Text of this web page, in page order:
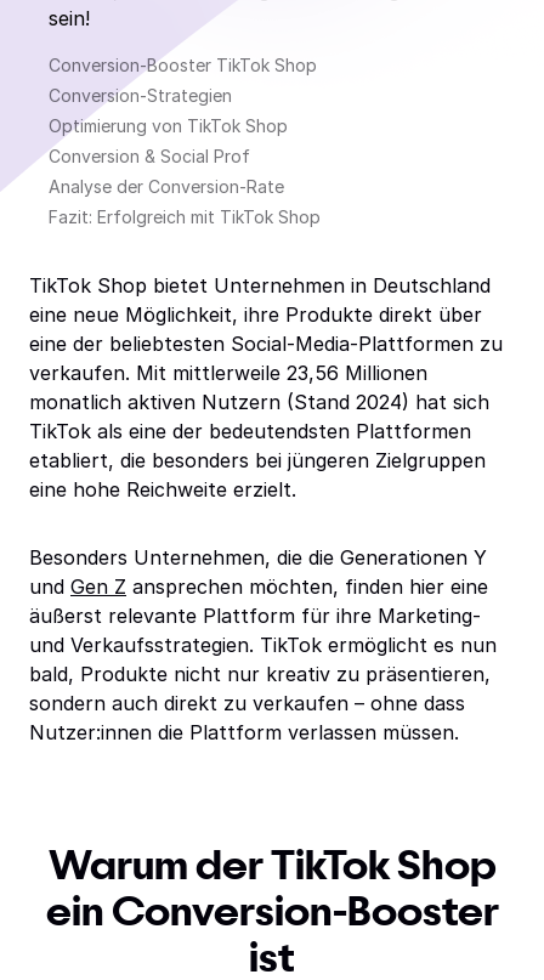
sein!
Conversion-Booster TikTok Shop
Conversion-Strategien
Optimierung von TikTok Shop
Conversion & Social Prof
Analyse der Conversion-Rate
Fazit: Erfolgreich mit TikTok Shop
TikTok Shop bietet Unternehmen in Deutschland
eine neue Möglichkeit, ihre Produkte direkt über
eine der beliebtesten Social-Media-Plattformen zu
verkaufen. Mit mittlerweile 23,56 Millionen
monatlich aktiven Nutzern (Stand 2024) hat sich
TikTok als eine der bedeutendsten Plattformen
etabliert, die besonders bei jüngeren Zielgruppen
eine hohe Reichweite erzielt.
Besonders Unternehmen, die die Generationen Y
und Gen Z ansprechen möchten, finden hier eine
äußerst relevante Plattform für ihre Marketing-
und Verkaufsstrategien. TikTok ermöglicht es nun
bald, Produkte nicht nur kreativ zu präsentieren,
sondern auch direkt zu verkaufen – ohne dass
Nutzer:innen die Plattform verlassen müssen.
Warum der TikTok Shop
ein Conversion-Booster
ist